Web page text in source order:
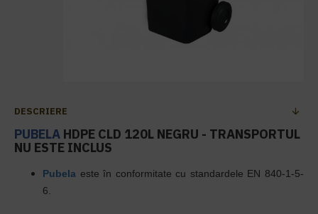
DESCRIERE
PUBELA HDPE CLD 120L NEGRU - TRANSPORTUL
NU ESTE INCLUS
Pubela este în conformitate cu standardele EN 840-1-5-
6.